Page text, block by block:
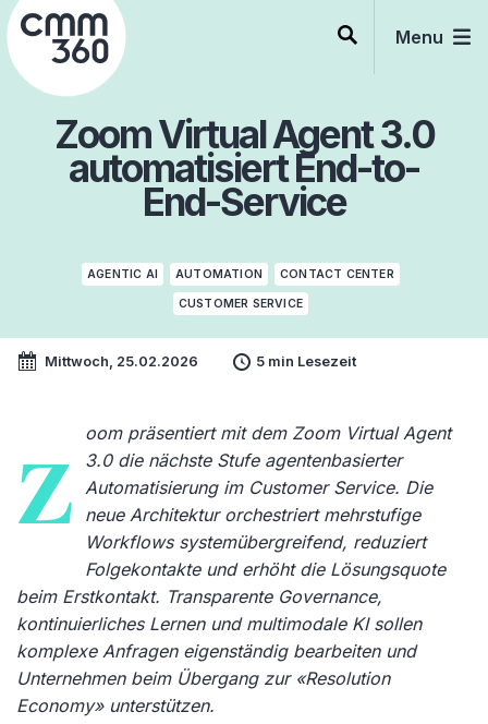
Skip
to
content
Menu
Zoom Virtual Agent 3.0
automatisiert End-to-
End-Service
AGENTIC AI AUTOMATION CONTACT CENTER
CUSTOMER SERVICE
Mittwoch, 25.02.2026 5 min Lesezeit
Z
oom präsentiert mit dem Zoom Virtual Agent
3.0 die nächste Stufe agentenbasierter
Automatisierung im Customer Service. Die
neue Architektur orchestriert mehrstufige
Workflows systemübergreifend, reduziert
Folgekontakte und erhöht die Lösungsquote
beim Erstkontakt. Transparente Governance,
kontinuierliches Lernen und multimodale KI sollen
komplexe Anfragen eigenständig bearbeiten und
Unternehmen beim Übergang zur «Resolution
Economy» unterstützen.